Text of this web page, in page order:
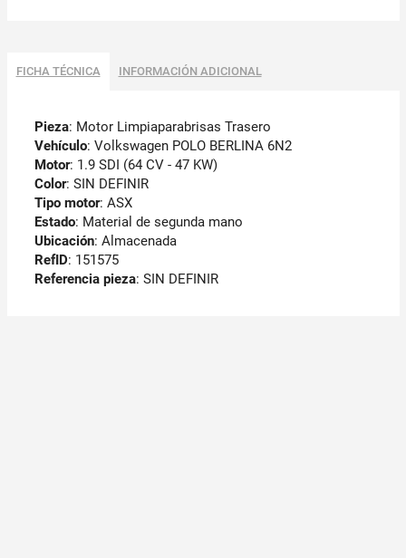
FICHA TÉCNICA INFORMACIÓN ADICIONAL
Pieza: Motor Limpiaparabrisas Trasero
Vehículo: Volkswagen POLO BERLINA 6N2
Motor: 1.9 SDI (64 CV - 47 KW)
Color: SIN DEFINIR
Tipo motor: ASX
Estado: Material de segunda mano
Ubicación: Almacenada
RefID: 151575
Referencia pieza: SIN DEFINIR